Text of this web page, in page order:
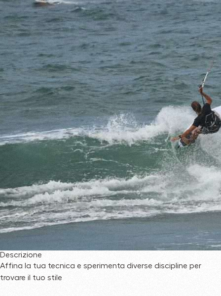
Descrizione
Affina la tua tecnica e sperimenta diverse discipline per
trovare il tuo stile